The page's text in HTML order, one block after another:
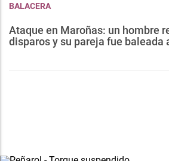
BALACERA
Ataque en Maroñas: un hombre
disparos y su pareja fue